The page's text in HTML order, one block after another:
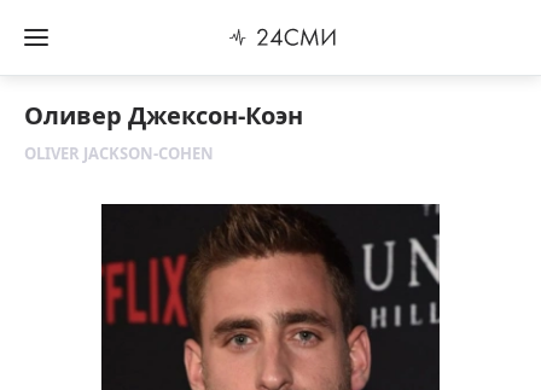
Оливер Джексон-Коэн
OLIVER JACKSON-COHEN